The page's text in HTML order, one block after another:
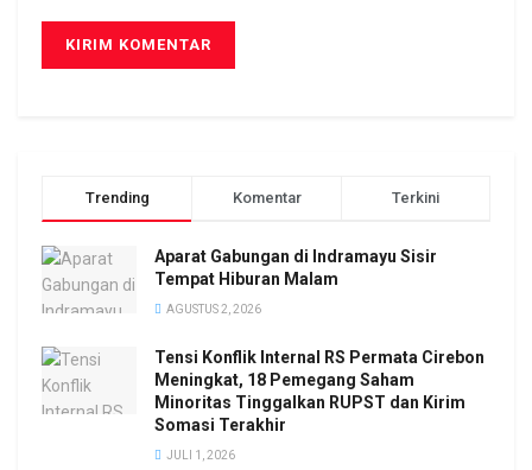
Trending Komentar Terkini
Aparat Gabungan di Indramayu Sisir
Tempat Hiburan Malam
AGUSTUS 2, 2026
Tensi Konflik Internal RS Permata Cirebon
Meningkat, 18 Pemegang Saham
Minoritas Tinggalkan RUPST dan Kirim
Somasi Terakhir
JULI 1, 2026